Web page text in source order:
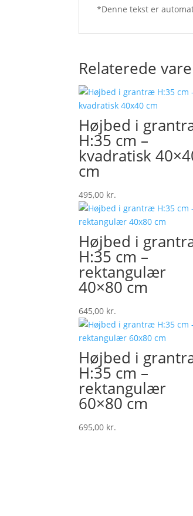
*Denne tekst er
Relaterede
Højbed i
H:35 cm –
kvadratisk
cm
495,00 kr.
Højbed i
H:35 cm –
rektangulær
40×80 cm
645,00 kr.
Højbed i
H:35 cm –
rektangulær
60×80 cm
695,00 kr.